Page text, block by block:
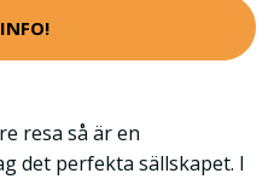
resa så är en
det perfekta sällskapet. I